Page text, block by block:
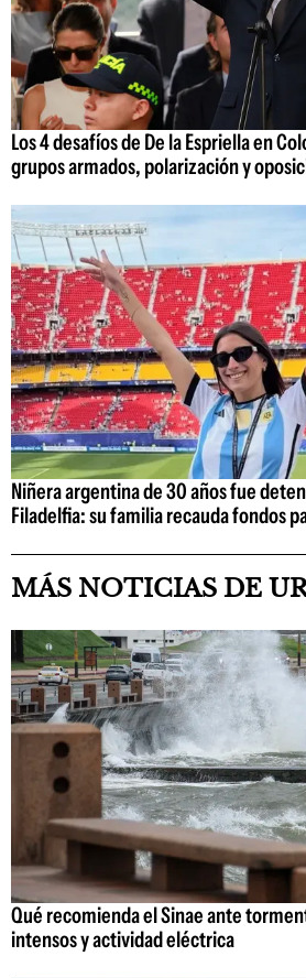
Los 4 desafíos de De la Espriella en
grupos armados, polarización y
Niñera argentina de 30 años fue
Filadelfia: su familia recauda fondos
MÁS NOTICIAS DE
Qué recomienda el Sinae ante
intensos y actividad eléctrica